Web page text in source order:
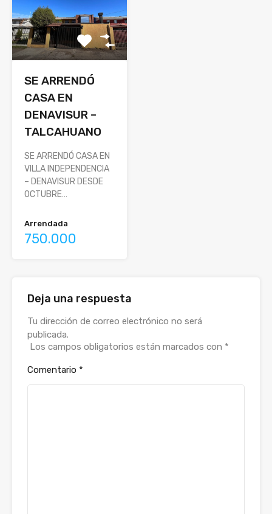
SE ARRENDÓ
CASA EN
DENAVISUR –
TALCAHUANO
SE ARRENDÓ CASA EN
VILLA INDEPENDENCIA
– DENAVISUR DESDE
OCTUBRE…
Arrendada
750.000
Deja una respuesta
Tu dirección de correo electrónico no será
publicada.
Los campos obligatorios están marcados con *
Comentario *
Alternative: